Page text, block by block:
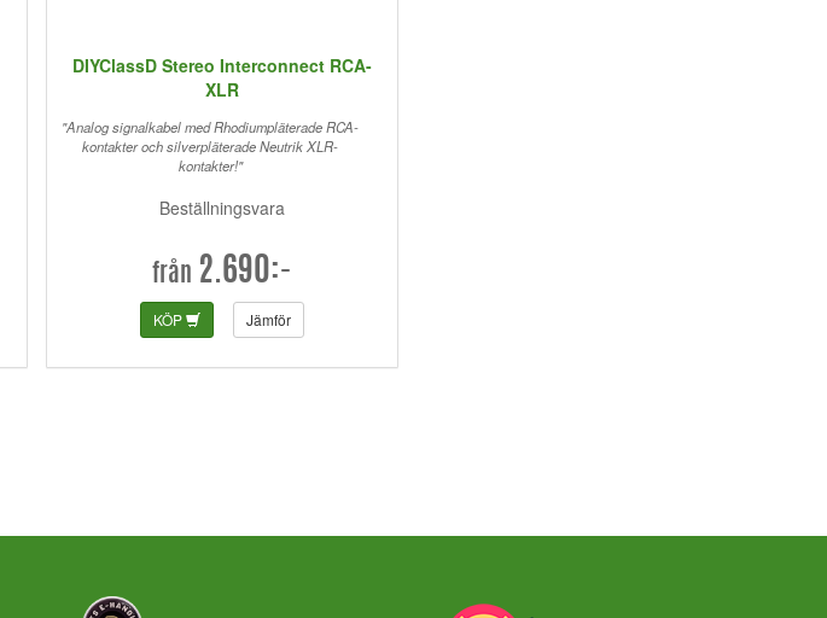
DIYClassD Stereo Interconnect RCA-
XLR
"Analog signalkabel med Rhodiumpläterade RCA-
kontakter och silverpläterade Neutrik XLR-
kontakter!"
Beställningsvara
från 2.690:-
KÖP Jämför